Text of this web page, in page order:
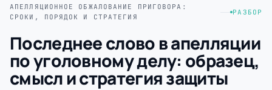
АПЕЛЛЯЦИОННОЕ ОБЖАЛОВАНИЕ ПРИГОВОРА:
СРОКИ, ПОРЯДОК И СТРАТЕГИЯ
РАЗБОР
Последнее слово в апелляции
по уголовному делу: образец,
смысл и стратегия защиты